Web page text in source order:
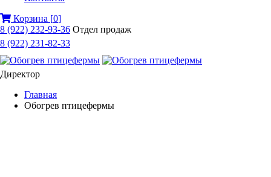
Корзина [0]
8 (922) 232-93-36 Отдел продаж
8 (922) 231-82-33
Директор
Главная
Обогрев птицефермы